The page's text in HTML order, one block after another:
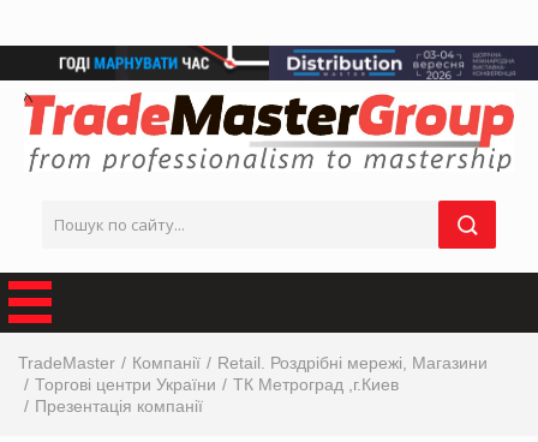
TradeMaster Компанії
Retail. Роздрібні мережі, Магазини
Торгові центри України
ТК Метроград ,г.Киев
Презентація компанії